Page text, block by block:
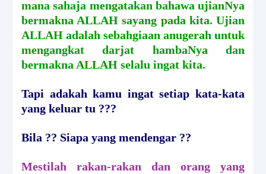
mana sahaja mengatakan bahawa ujianNya
bermakna ALLAH sayang pada kita. Ujian
ALLAH adalah sebahgiaan anugerah untuk
mengangkat darjat hambaNya dan
bermakna ALLAH selalu ingat kita.
Tapi adakah kamu ingat setiap kata-kata
yang keluar tu ???
Bila ?? Siapa yang mendengar ??
Mestilah rakan-rakan dan orang yang